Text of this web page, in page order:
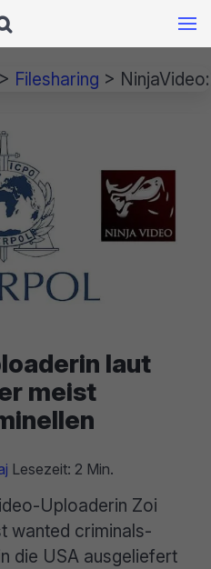
> Filesharing >
laut
meist
Lesezeit: 2 Min.
Uploaderin Zoi
wanted criminals-
die USA ausgeliefert